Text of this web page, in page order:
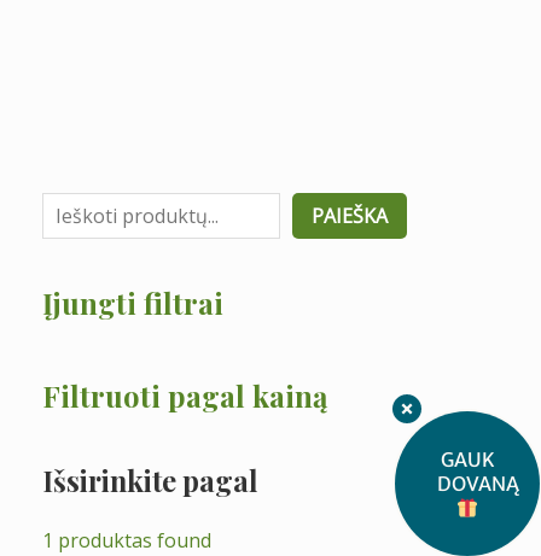
e
a
PAIEŠKA
Įjungti filtrai
Filtruoti pagal kainą
Išsirinkite pagal
1 produktas found
GAUK
DOVANĄ